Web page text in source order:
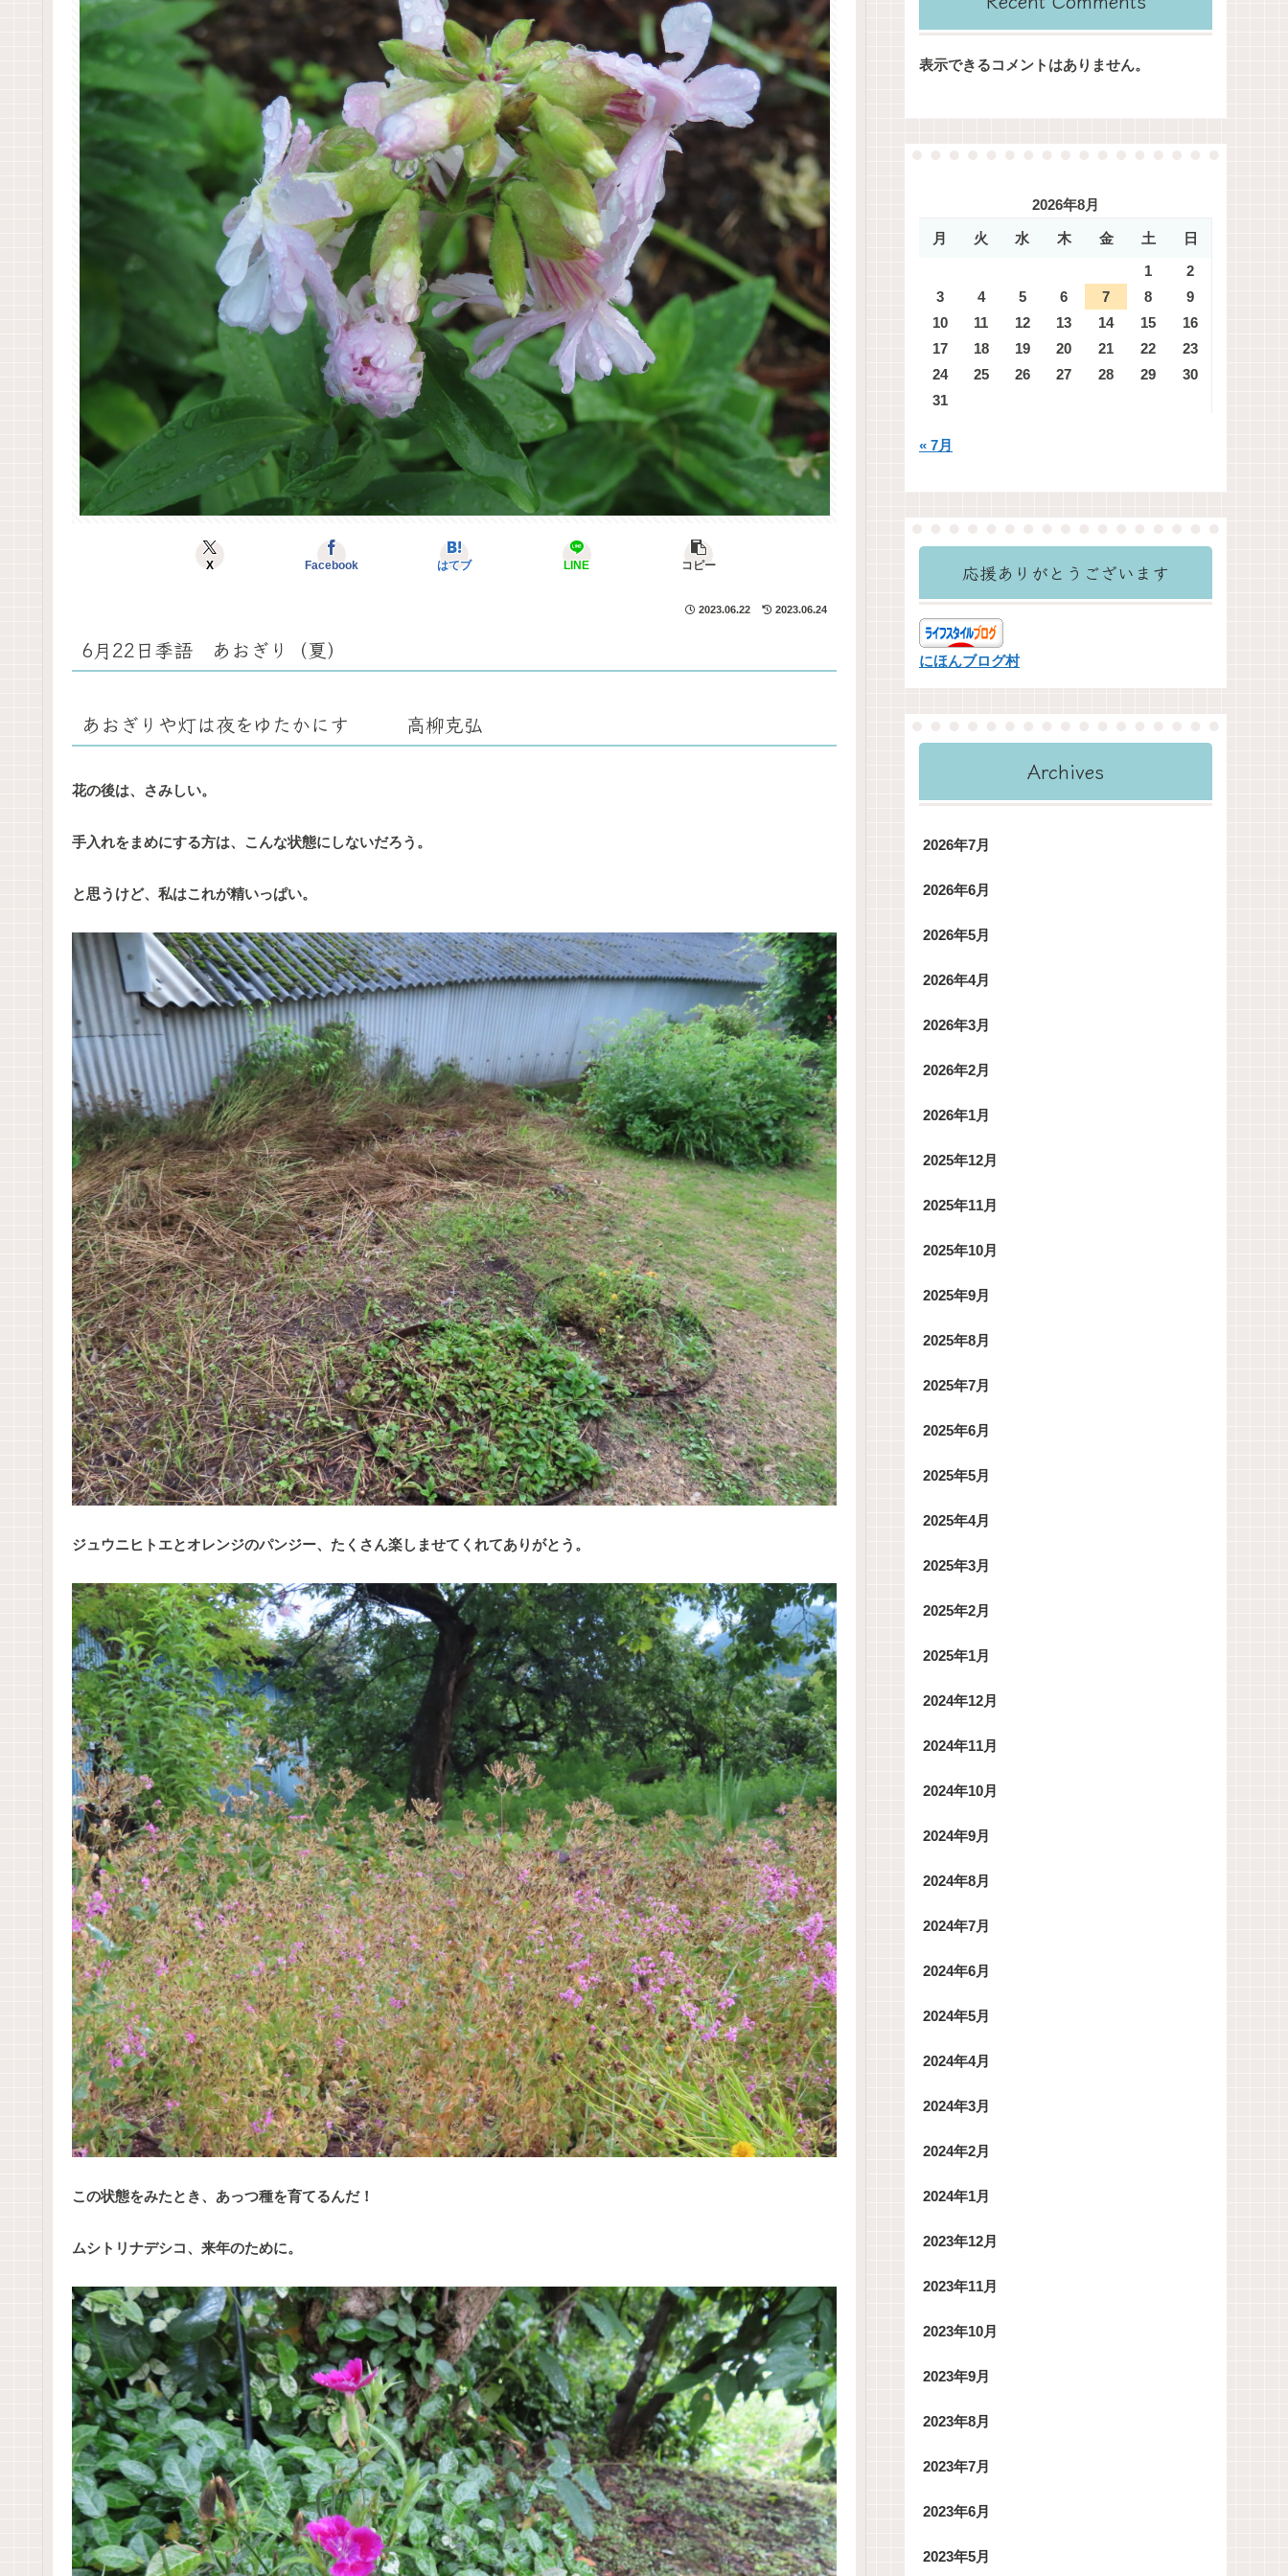
X Facebook はてブ LINE コピー
2023.06.22 2023.06.24
6月22日季語 あおぎり（夏）
あおぎりや灯は夜をゆたかにす 高柳克弘
花の後は、さみしい。
手入れをまめにする方は、こんな状態にしないだろう。
と思うけど、私はこれが精いっぱい。
ジュウニヒトエとオレンジのパンジー、たくさん楽しませてくれてありがとう。
この状態をみたとき、あっつ種を育てるんだ！
ムシトリナデシコ、来年のために。
表示できるコメントはありません。
2026年8月
月 火 水 木 金 土
日
1
2
3
4 5 6 7 8
9
10
11 12 13 14 15
16
17
18 19 20 21 22
23
24
25 26 27 28 29
30
31
« 7月
応援ありがとうございます
にほんブログ村
Archives
2026年7月
2026年6月
2026年5月
2026年4月
2026年3月
2026年2月
2026年1月
2025年12月
2025年11月
2025年10月
2025年9月
2025年8月
2025年7月
2025年6月
2025年5月
2025年4月
2025年3月
2025年2月
2025年1月
2024年12月
2024年11月
2024年10月
2024年9月
2024年8月
2024年7月
2024年6月
2024年5月
2024年4月
2024年3月
2024年2月
2024年1月
2023年12月
2023年11月
2023年10月
2023年9月
2023年8月
2023年7月
2023年6月
2023年5月